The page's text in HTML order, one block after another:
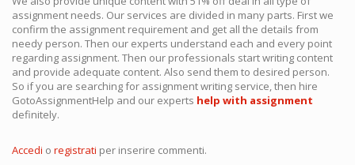
assignment needs. Our services are divided in many parts. First we
confirm the assignment requirement and get all the details from
needy person. Then our experts understand each and every point
regarding assignment. Then our professionals start writing content
and provide adequate content. Also send them to desired person.
So if you are searching for assignment writing service, then hire
GotoAssignmentHelp and our experts help with assignment
definitely.
Accedi o registrati per inserire commenti.